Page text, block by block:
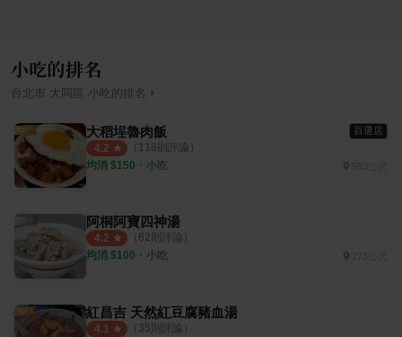
小吃的排名
台北市 大同區 小吃 的排名 ›
大稻埕魯肉飯 百選店
4.2 （ 118則評論）
均消 $150 ・ 小吃 953公尺
阿桐阿寶四神湯
4.2 （ 62則評論）
均消 $100 ・ 小吃
紅昌吉 天然紅豆腐豬血湯
4.1 （ 35則評論）